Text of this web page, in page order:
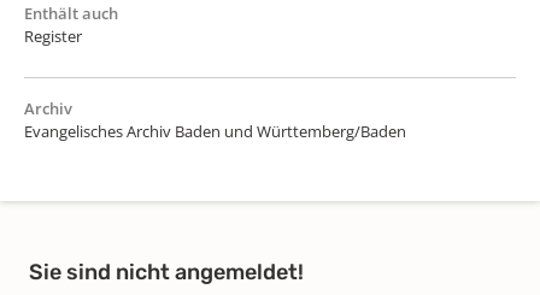
Enthält auch
Register
Archiv
Evangelisches Archiv Baden und Württemberg/Baden
Sie sind nicht angemeldet!